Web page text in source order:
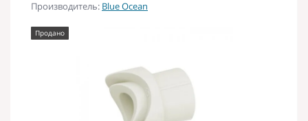
Производитель: Blue Ocean
Продано